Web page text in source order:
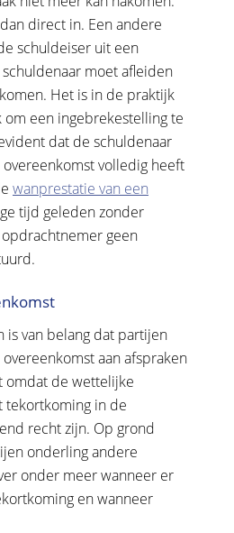
direct in. Een andere
schuldeiser uit een
moet afleiden
Het is in de praktijk
om een ingebrekestelling te
dat de schuldenaar
volledig heeft
wanprestatie van een
tijd geleden zonder
geen
is van belang dat partijen
aan afspraken
omdat de wettelijke
tekortkoming in de
recht zijn. Op grond
onderling andere
onder meer wanneer er
en wanneer